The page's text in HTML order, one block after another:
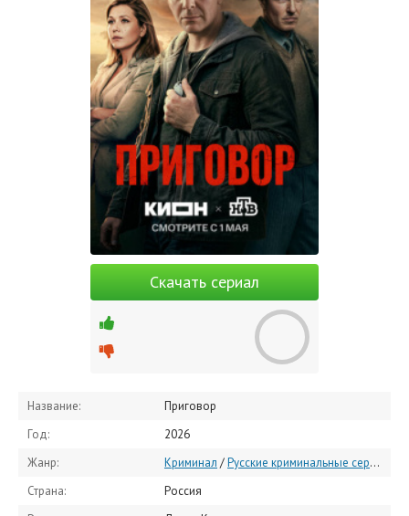
Скачать сериал
Название:
Приговор
Год:
2026
Жанр:
Криминал /Русские криминальные сериалы
Страна:
Россия